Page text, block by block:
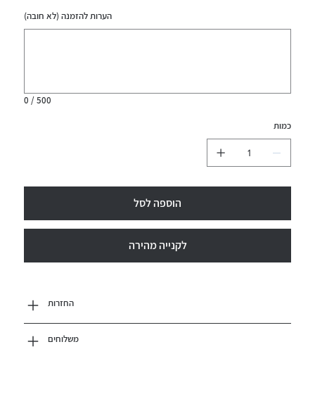
הערות להזמנה (לא חובה)
0 / 500
כמות
הוספה לסל
לקנייה מהירה
החזרות
משלוחים